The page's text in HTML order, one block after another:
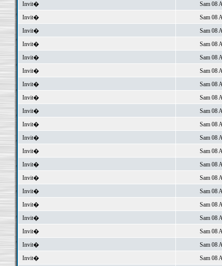
Invit�
Sam 08
Invit�
Sam 08
Invit�
Sam 08
Invit�
Sam 08
Invit�
Sam 08
Invit�
Sam 08
Invit�
Sam 08
Invit�
Sam 08
Invit�
Sam 08
Invit�
Sam 08
Invit�
Sam 08
Invit�
Sam 08
Invit�
Sam 08
Invit�
Sam 08
Invit�
Sam 08
Invit�
Sam 08
Invit�
Sam 08
Invit�
Sam 08
Invit�
Sam 08
Invit�
Sam 08